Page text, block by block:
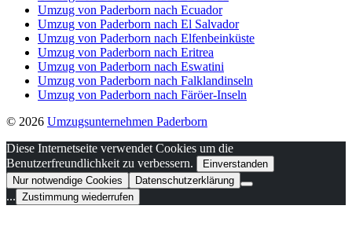
Umzug von Paderborn nach Ecuador
Umzug von Paderborn nach El Salvador
Umzug von Paderborn nach Elfenbeinküste
Umzug von Paderborn nach Eritrea
Umzug von Paderborn nach Eswatini
Umzug von Paderborn nach Falklandinseln
Umzug von Paderborn nach Färöer-Inseln
© 2026 Umzugsunternehmen Paderborn
Diese Internetseite verwendet Cookies um die
Benutzerfreundlichkeit zu verbessern.
Einverstanden
Nur notwendige Cookies
Datenschutzerklärung
... Zustimmung wiederrufen